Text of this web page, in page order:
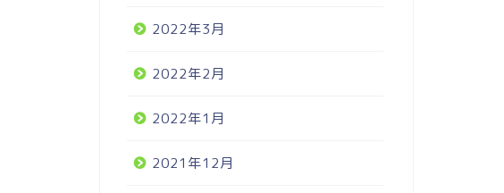
2022年3月
2022年2月
2022年1月
2021年12月